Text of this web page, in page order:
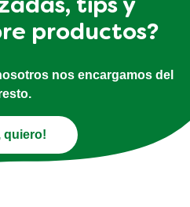
tips y
productos?
nos encargamos del
quiero!